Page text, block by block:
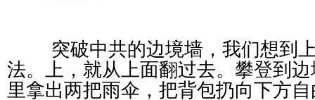
突破中共的边境墙，我们想到
法。上，就从上面翻过去。攀登到
里拿出两把雨伞，把背包扔向下方